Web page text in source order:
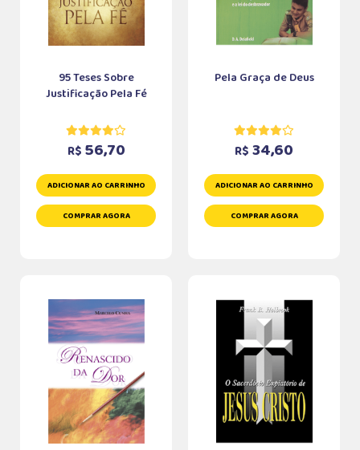
95 Teses Sobre
Justificação Pela Fé
R$ 56,70
ADICIONAR AO CARRINHO
COMPRAR AGORA
Pela Graça de Deus
R$ 34,60
ADICIONAR AO CARRINHO
COMPRAR AGORA